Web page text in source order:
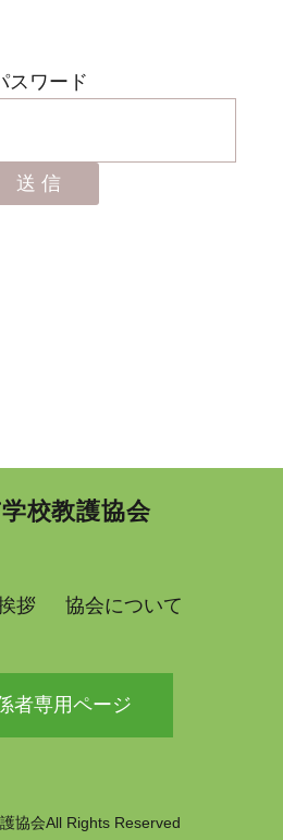
スワード
校教護協会
拶 協会について
者専用ページ
協会All Rights Reserved